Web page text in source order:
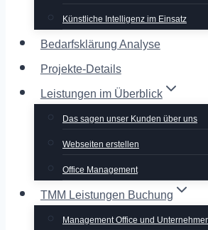
Künstliche Intelligenz im Einsatz
Bedarfsklärung Analyse
Projekte-Details
Leistungen im Überblick
Das sagen unser Kunden über uns
Webseiten erstellen
Office Management
TMM Leistungen Buchung
Management Office und